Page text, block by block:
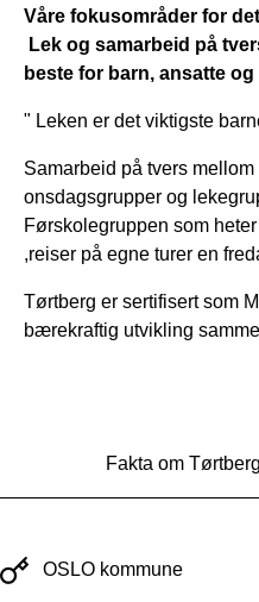
Våre fokusområder for
Lek og samarbeid på
beste for barn, ansatte
" Leken er det viktigste
Samarbeid på tvers
onsdagsgrupper og
Førskolegruppen som
,reiser på egne turer en
Tørtberg er sertifisert som
bærekraftig utvikling
Fakta om
OSLO kommune